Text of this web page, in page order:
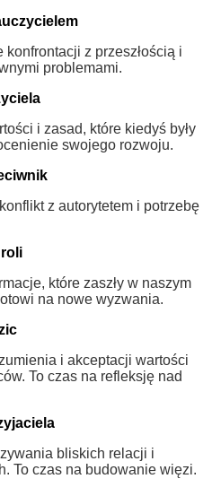
z przeszłością i
problemami.
i zasad, które kiedyś były
swojego rozwoju.
z autorytetem i potrzebę
które zaszły w naszym
na nowe wyzwania.
i akceptacji wartości
To czas na refleksję nad
bliskich relacji i
To czas na budowanie więzi.